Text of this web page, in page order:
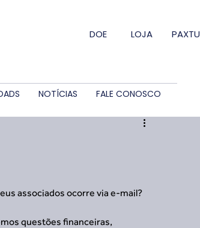
DOE LOJA PAXTU
NOTÍCIAS FALE CONOSCO
associados ocorre via e-mail?
questões financeiras,